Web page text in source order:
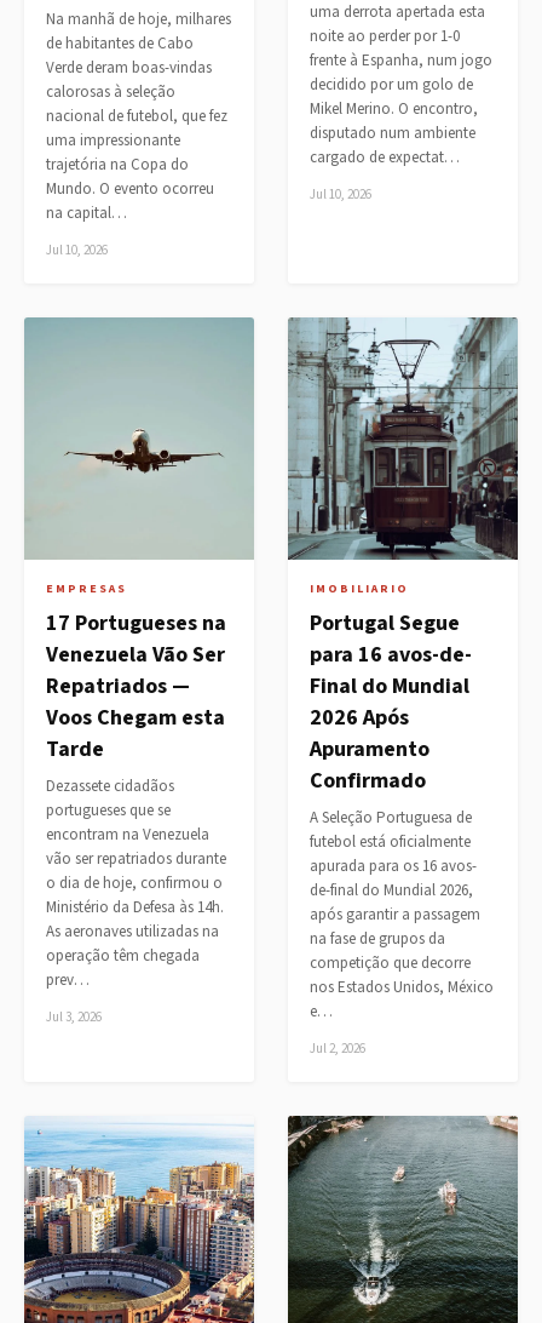
Na manhã de hoje, milhares
de habitantes de Cabo
Verde deram boas-vindas
calorosas à seleção
nacional de futebol, que fez
uma impressionante
trajetória na Copa do
Mundo. O evento ocorreu
na capital…
Jul 10, 2026
uma derrota apertada esta
noite ao perder por 1-0
frente à Espanha, num jogo
decidido por um golo de
Mikel Merino. O encontro,
disputado num ambiente
cargado de expectat…
Jul 10, 2026
EMPRESAS
17 Portugueses na
Venezuela Vão Ser
Repatriados —
Voos Chegam esta
Tarde
Dezassete cidadãos
portugueses que se
encontram na Venezuela
vão ser repatriados durante
o dia de hoje, confirmou o
Ministério da Defesa às 14h.
As aeronaves utilizadas na
operação têm chegada
prev…
Jul 3, 2026
IMOBILIARIO
Portugal Segue
para 16 avos-de-
Final do Mundial
2026 Após
Apuramento
Confirmado
A Seleção Portuguesa de
futebol está oficialmente
apurada para os 16 avos-
de-final do Mundial 2026,
após garantir a passagem
na fase de grupos da
competição que decorre
nos Estados Unidos, México
e…
Jul 2, 2026